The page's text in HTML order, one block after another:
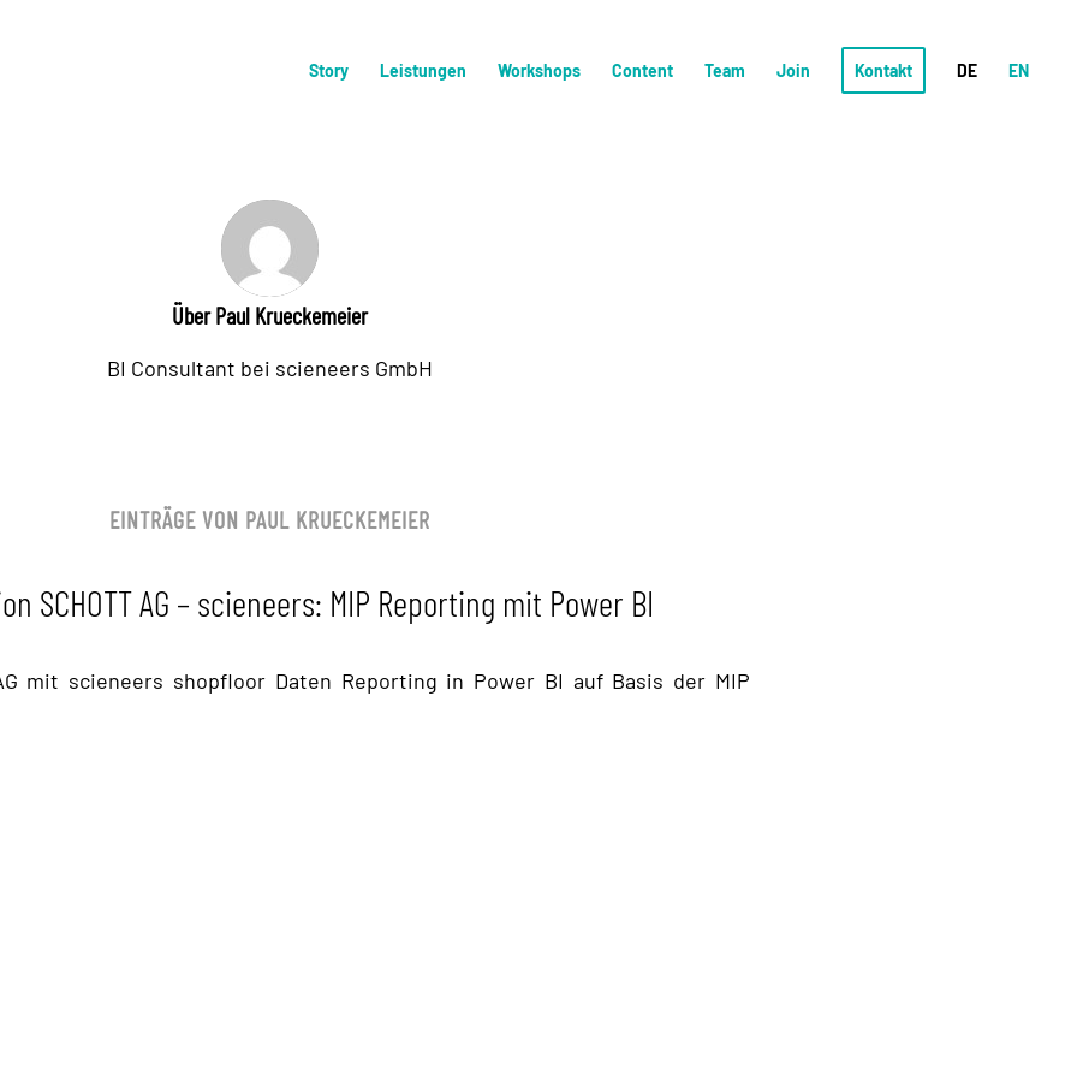
Story Leistungen Workshops Content Team Join Kontakt DE EN
ÜberPaul Krueckemeier
BI Consultant bei scieneers GmbH
EINTRÄGE VON PAUL KRUECKEMEIER
SCHOTT AG – scieneers: MIP Reporting mit Power BI
mit scieneers shopfloor Daten Reporting in Power BI auf Basis der MIP